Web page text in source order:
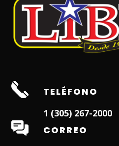
TELÉFONO
1 (305) 267-2000
CORREO